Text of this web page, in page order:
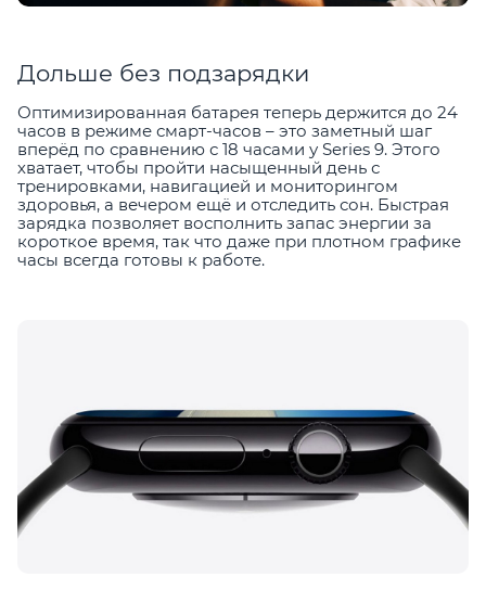
Дольше без подзарядки
Оптимизированная батарея теперь держится до 24
часов в режиме смарт-часов – это заметный шаг
вперёд по сравнению с 18 часами у Series 9. Этого
хватает, чтобы пройти насыщенный день с
тренировками, навигацией и мониторингом
здоровья, а вечером ещё и отследить сон. Быстрая
зарядка позволяет восполнить запас энергии за
короткое время, так что даже при плотном графике
часы всегда готовы к работе.